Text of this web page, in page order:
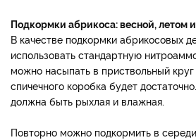
Подкормки абрикоса: весной, летом
В качестве подкормки абрикосовых
использовать стандартную
можно насыпать в приствольный
спичечного коробка будет
должна быть рыхлая и влажная.
Повторно можно подкормить в